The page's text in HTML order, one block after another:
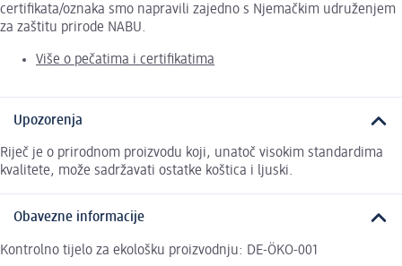
certifikata/oznaka smo napravili zajedno s Njemačkim udruženjem
za zaštitu prirode NABU.
Više o pečatima i certifikatima
Upozorenja
Riječ je o prirodnom proizvodu koji, unatoč visokim standardima
kvalitete, može sadržavati ostatke koštica i ljuski.
Obavezne informacije
Kontrolno tijelo za ekološku proizvodnju: DE-ÖKO-001